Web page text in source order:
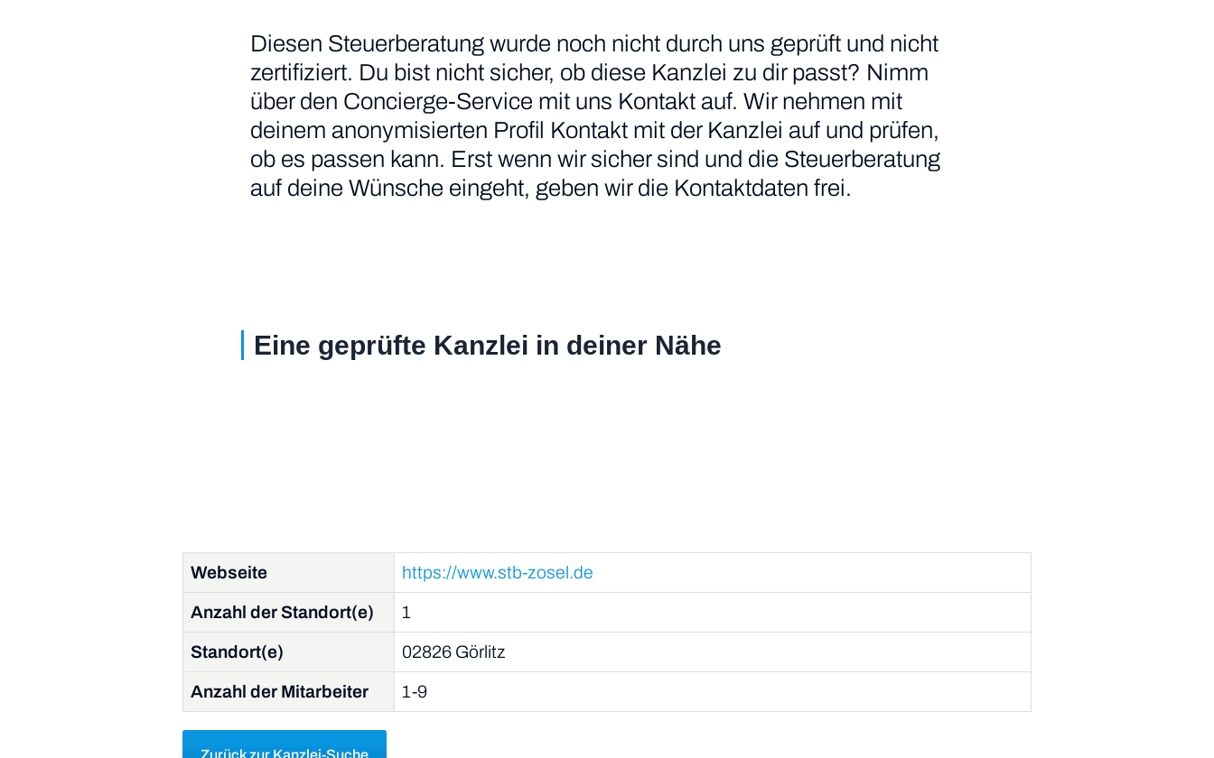
Diesen Steuerberatung wurde noch nicht durch uns geprüft und nicht
zertifiziert. Du bist nicht sicher, ob diese Kanzlei zu dir passt? Nimm
über den Concierge-Service mit uns Kontakt auf. Wir nehmen mit
deinem anonymisierten Profil Kontakt mit der Kanzlei auf und prüfen,
ob es passen kann. Erst wenn wir sicher sind und die Steuerberatung
auf deine Wünsche eingeht, geben wir die Kontaktdaten frei.
Eine geprüfte Kanzlei in deiner Nähe
Webseite https://www.stb-zosel.de
Anzahl der Standort(e) 1
Standort(e) 02826 Görlitz
Anzahl der Mitarbeiter 1-9
Zurück zur Kanzlei-Suche